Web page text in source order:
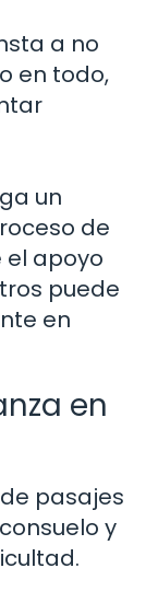
a no
en todo,
un
de
el apoyo
puede
en
en
pasajes
y